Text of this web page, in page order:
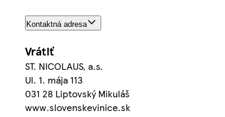
Kontaktná adresa
Vrátiť
ST. NICOLAUS, a.s.
Ul. 1. mája 113
031 28 Liptovský Mikuláš
www.slovenskevinice.sk